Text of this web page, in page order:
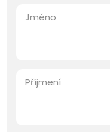
Jméno
Příjmení